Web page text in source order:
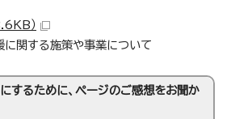
）
に関する施策や事業について
するために、ページのご感想をお聞か